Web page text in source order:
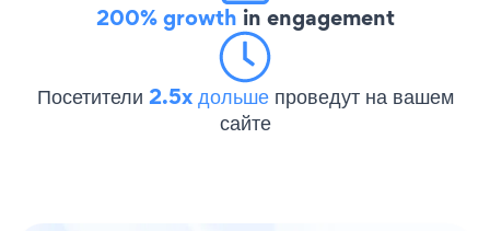
200% growth in engagement
Посетители 2.5x дольше проведут на вашем
сайте